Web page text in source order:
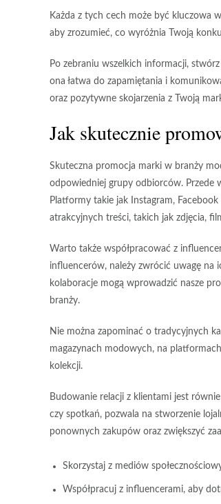
Każda z tych cech może być kluczowa
aby zrozumieć, co wyróżnia Twoją
Po zebraniu wszelkich informacji,
ona łatwa do zapamiętania i
oraz pozytywne skojarzenia z Twoją
Jak skutecznie
Skuteczna promocja marki w branży
odpowiedniej grupy odbiorców. Przede
Platformy takie jak Instagram,
atrakcyjnych treści, takich jak zdjęcia,
Warto także współpracować z
influencerów, należy zwrócić uwagę na
kolaboracje mogą wprowadzić nasze
branży.
Nie można zapominać o tradycyjnych
magazynach modowych, na
kolekcji.
Budowanie relacji z klientami jest
czy spotkań, pozwala na stworzenie
ponownych zakupów oraz zwiększyć
Skorzystaj z mediów
Współpracuj z influencerami, aby